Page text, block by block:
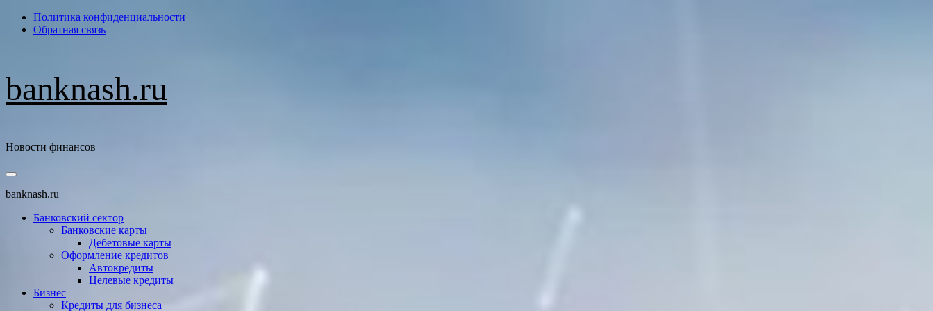
ПерейтиПолитика конфиденциальности
Обратная связь
banknash.ru
Новости финансов
Основное
меню
banknash.ru
Банковский сектор
Банковские карты
Дебетовые карты
Оформление кредитов
Автокредиты
Целевые кредиты
Бизнес
Кредиты для бизнеса